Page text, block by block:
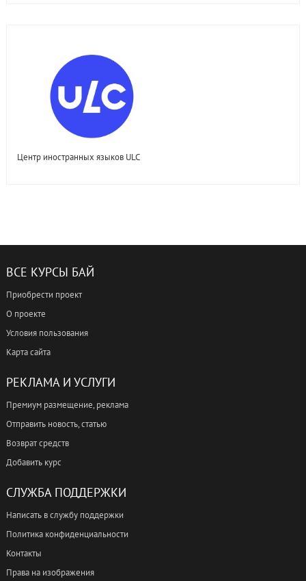
Центр иностранных языков ULC
ВСЕ КУРСЫ БАЙ
Приобрести проект
О проекте
Условия пользования
Карта сайта
РЕКЛАМА И УСЛУГИ
Премиум размещение, реклама
Отправить новость, статью
Возврат средств
Добавить курс
СЛУЖБА ПОДДЕРЖКИ
Написать в службу поддержки
Политика конфиденциальности
Контакты
Права на изображения